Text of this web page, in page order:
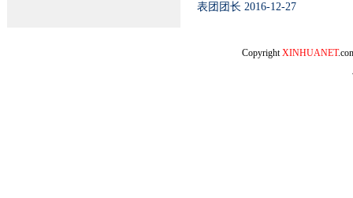
表团团长 2016-12-27
CopyrightXINHUANET